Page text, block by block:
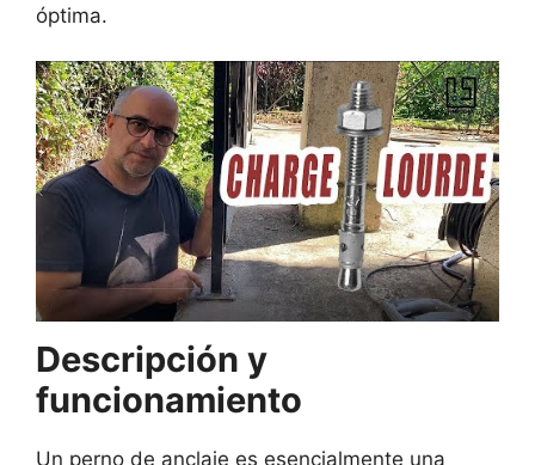
óptima.
Descripción y
funcionamiento
Un perno de anclaje es esencialmente una